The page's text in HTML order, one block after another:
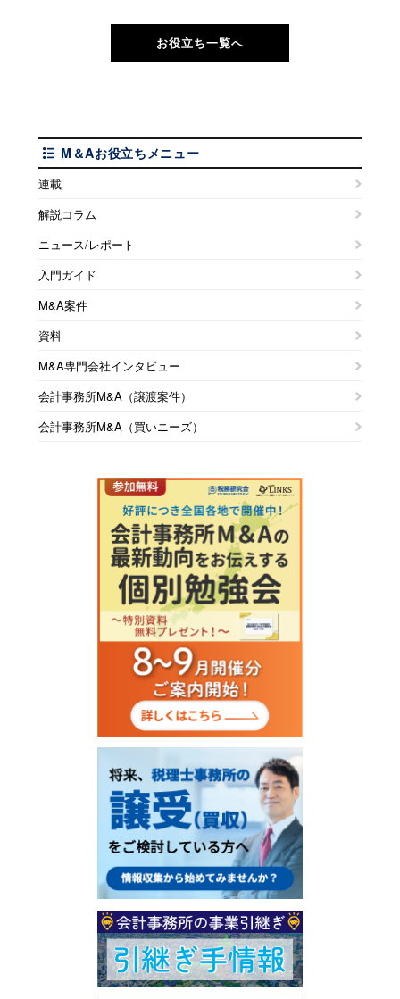
お役立ち一覧へ
M＆Aお役立ちメニュー
連載
解説コラム
ニュース/レポート
入門ガイド
M&A案件
資料
M&A専門会社インタビュー
会計事務所M&A（譲渡案件）
会計事務所M&A（買いニーズ）